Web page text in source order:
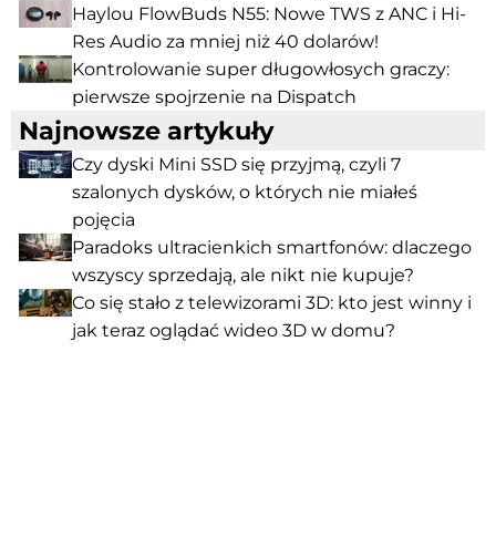
Haylou FlowBuds N55: Nowe TWS z ANC i Hi-
Res Audio za mniej niż 40 dolarów!
Kontrolowanie super długowłosych graczy:
pierwsze spojrzenie na Dispatch
Najnowsze artykuły
Czy dyski Mini SSD się przyjmą, czyli 7
szalonych dysków, o których nie miałeś
pojęcia
Paradoks ultracienkich smartfonów: dlaczego
wszyscy sprzedają, ale nikt nie kupuje?
Co się stało z telewizorami 3D: kto jest winny i
jak teraz oglądać wideo 3D w domu?